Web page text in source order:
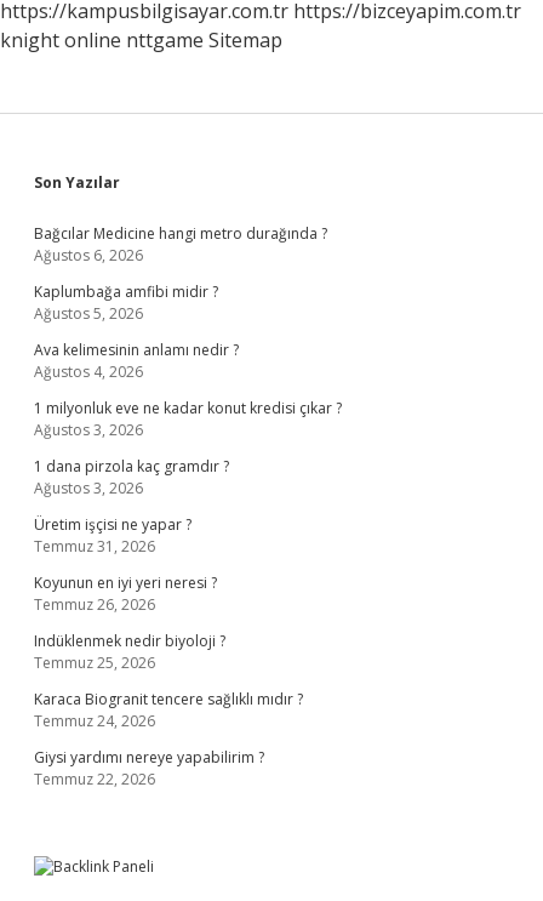
https://kampusbilgisayar.com.tr https://bizceyapim.com.tr
knight online nttgame Sitemap
Sidebar
Son Yazılar
Bağcılar Medicine hangi metro durağında ?
Ağustos 6, 2026
Kaplumbağa amfibi midir ?
Ağustos 5, 2026
Ava kelimesinin anlamı nedir ?
Ağustos 4, 2026
1 milyonluk eve ne kadar konut kredisi çıkar ?
Ağustos 3, 2026
1 dana pirzola kaç gramdır ?
Ağustos 3, 2026
Üretim işçisi ne yapar ?
Temmuz 31, 2026
Koyunun en iyi yeri neresi ?
Temmuz 26, 2026
Indüklenmek nedir biyoloji ?
Temmuz 25, 2026
Karaca Biogranit tencere sağlıklı mıdır ?
Temmuz 24, 2026
Giysi yardımı nereye yapabilirim ?
Temmuz 22, 2026